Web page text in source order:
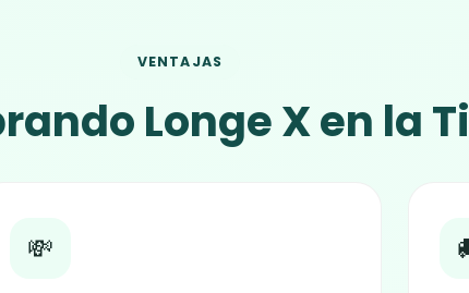
VENTAJAS
Longe X en la
💸